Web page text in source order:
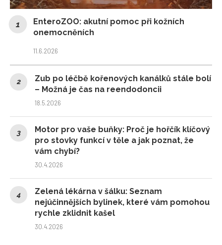
EnteroZOO: akutní pomoc při kožních
onemocněních
11.6.2026
Zub po léčbě kořenových kanálků stále bolí
– Možná je čas na reendodoncii
18.5.2026
Motor pro vaše buňky: Proč je hořčík klíčový
pro stovky funkcí v těle a jak poznat, že
vám chybí?
30.4.2026
Zelená lékárna v šálku: Seznam
nejúčinnějších bylinek, které vám pomohou
rychle zklidnit kašel
30.4.2026